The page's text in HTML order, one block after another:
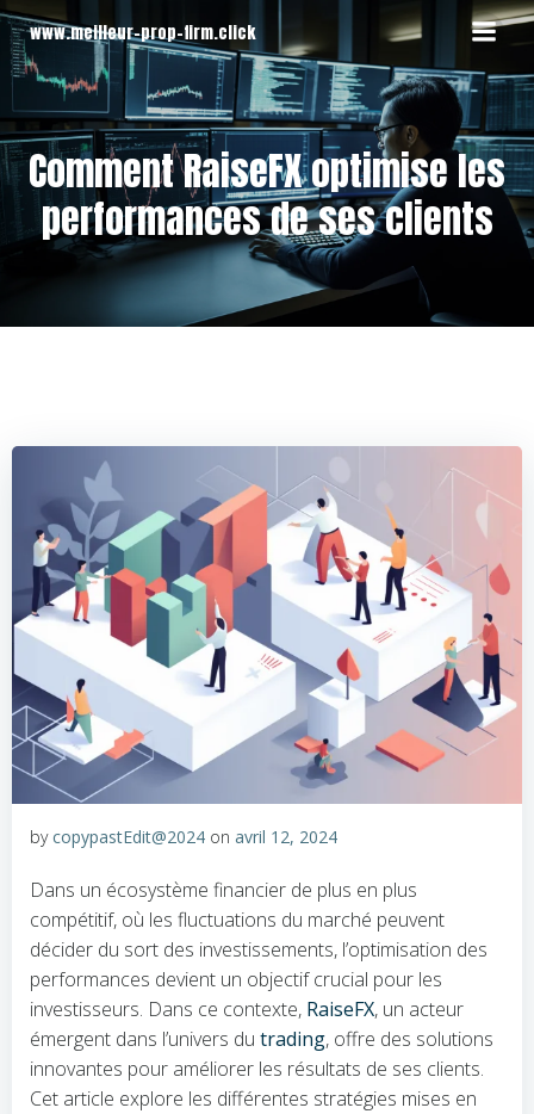
au
contenu
www.meilleur-prop-firm.click
Comment RaiseFX optimise les
performances de ses clients
bycopypastEdit@2024 on avril 12, 2024
Dans un écosystème financier de plus en plus
compétitif, où les fluctuations du marché peuvent
décider du sort des investissements, l’optimisation des
performances devient un objectif crucial pour les
investisseurs. Dans ce contexte, RaiseFX, un acteur
émergent dans l’univers du trading, offre des solutions
innovantes pour améliorer les résultats de ses clients.
Cet article explore les différentes stratégies mises en